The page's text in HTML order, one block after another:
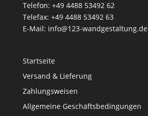
Telefon: +49 4488 53492 62
Telefax: +49 4488 53492 63
E-Mail: info@123-wandgestaltung.de
Startseite
Versand & Lieferung
Zahlungsweisen
Allgemeine Geschäftsbedingungen